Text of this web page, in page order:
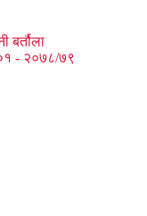
बर्तौला
- २०७८/७९